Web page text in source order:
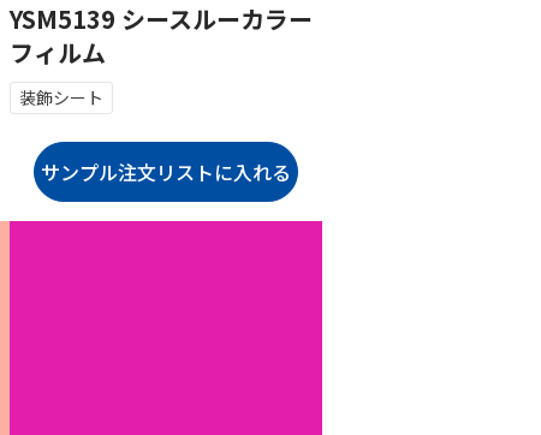
YSM5139 シースルーカラー
フィルム
装飾シート